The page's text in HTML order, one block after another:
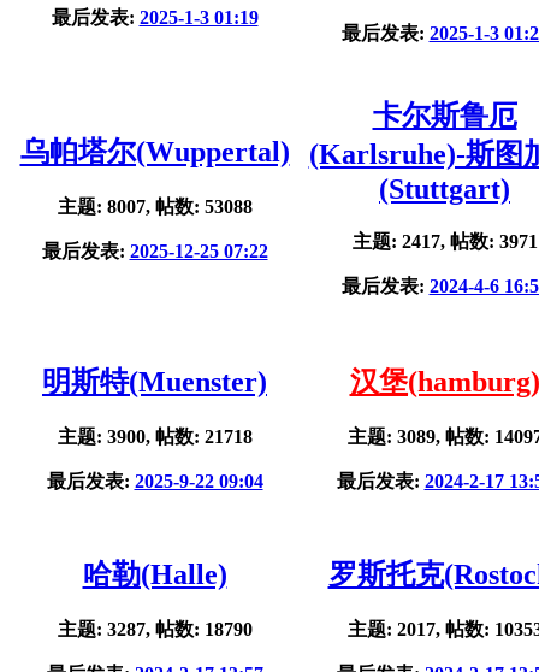
最后发表: 2025-1-3 01:19
最后发表: 2025-1-3
乌帕塔尔(Wuppertal)
主题: 8007, 帖数: 53088
最后发表: 2025-12-25 07:22
卡尔斯鲁厄
(Karlsruhe)-斯图
(Stuttgart)
主题: 2417, 帖数: 3971
最后发表: 2024-4-6
明斯特(Muenster)
主题: 3900, 帖数: 21718
最后发表: 2025-9-22 09:04
汉堡(hamburg)
主题: 3089, 帖数:
最后发表: 2024-2-17
哈勒(Halle)
主题: 3287, 帖数: 18790
罗斯托克
主题: 2017, 帖数: